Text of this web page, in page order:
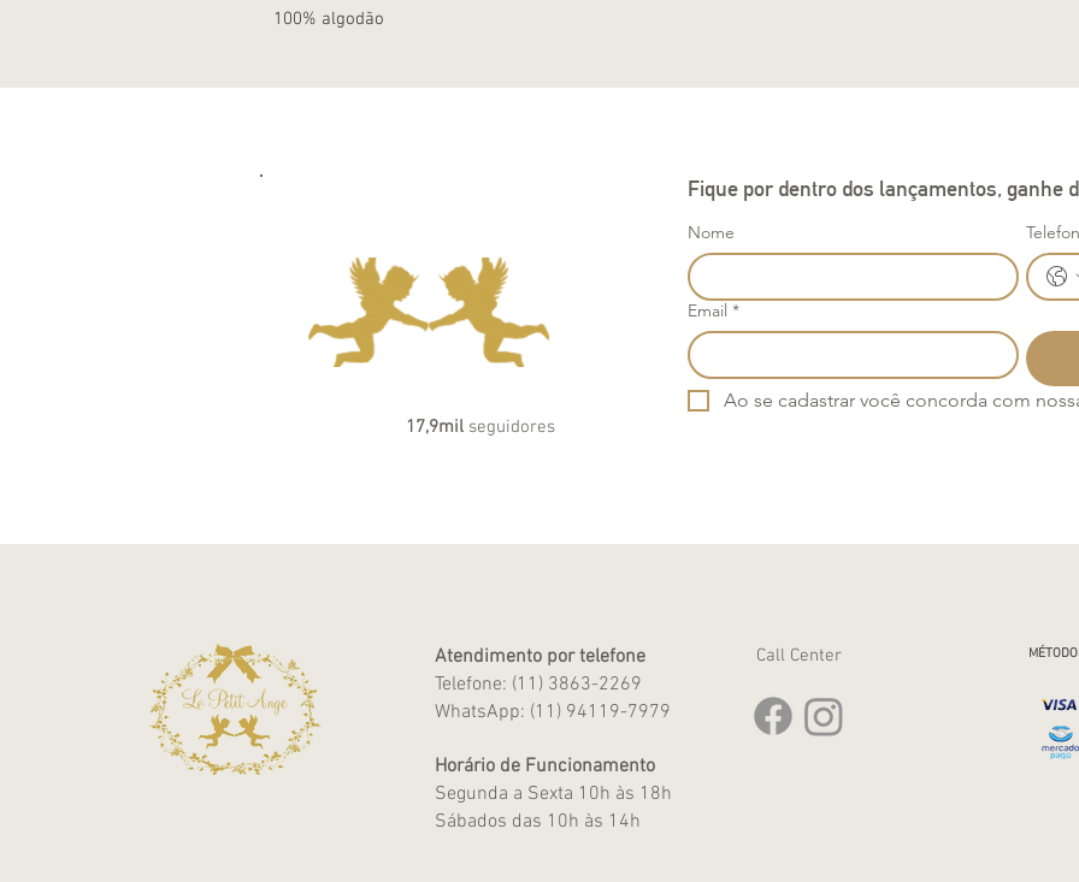
100% algodão
17,9mil seguidores
Fique por dentro dos lançamentos, ganhe
Nome
Email *
Ao se cadastrar você concorda com
Atendimento por telefone
Telefone: (11) 3863-2269
WhatsApp: (11) 94119-7979
Horário de Funcionamento
Segunda a Sexta 10h às 18h
Sábados das 10h às 14h
Call Center